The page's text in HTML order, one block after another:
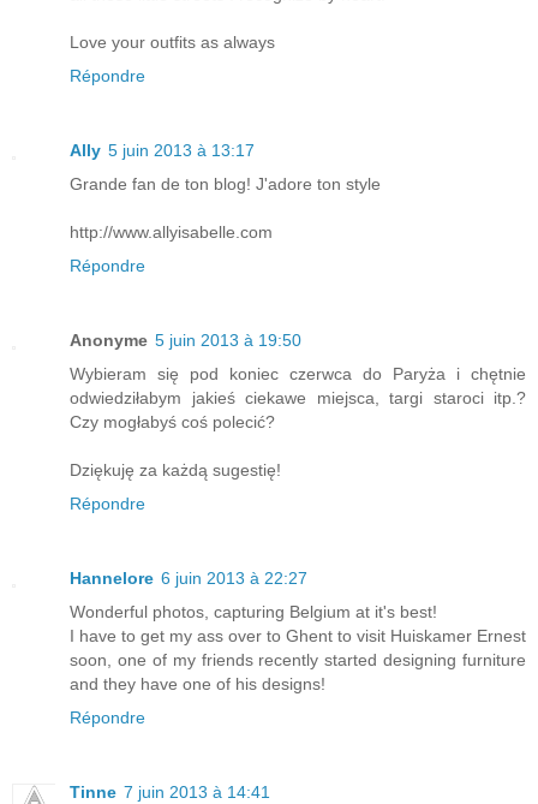
Love your outfits as always
Répondre
Ally 5 juin 2013 à 13:17
Grande fan de ton blog! J'adore ton style
http://www.allyisabelle.com
Répondre
Anonyme 5 juin 2013 à 19:50
Wybieram się pod koniec czerwca do Paryża i chętnie
odwiedziłabym jakieś ciekawe miejsca, targi staroci itp.?
Czy mogłabyś coś polecić?
Dziękuję za każdą sugestię!
Répondre
Hannelore 6 juin 2013 à 22:27
Wonderful photos, capturing Belgium at it's best!
I have to get my ass over to Ghent to visit Huiskamer Ernest
soon, one of my friends recently started designing furniture
and they have one of his designs!
Répondre
Tinne 7 juin 2013 à 14:41